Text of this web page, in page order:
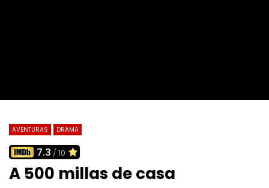
AVENTURAS DRAMA
7.3 / 10
A 500 millas de casa